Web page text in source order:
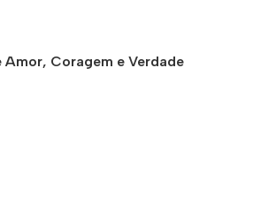
Amor, Coragem e Verdade